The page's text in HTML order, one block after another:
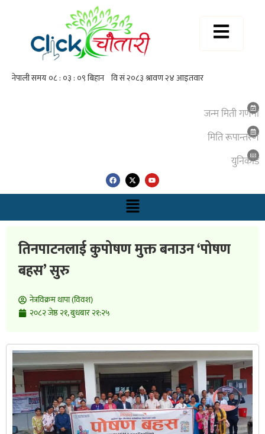
जन्म मिती गणना
मिति रूपान्तरण
युनिकाेड
तिनपाटनलाई कुपोषण मुक्त बनाउन ‘पोषण
बहस’ सुरु
नेत्रविक्रम थापा (विवश)
२०८२ जेष्ठ २१, बुधबार २१:२५